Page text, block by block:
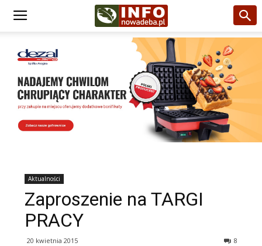
Aktualności
Zaproszenie na TARGI
PRACY
20 kwietnia 2015 8